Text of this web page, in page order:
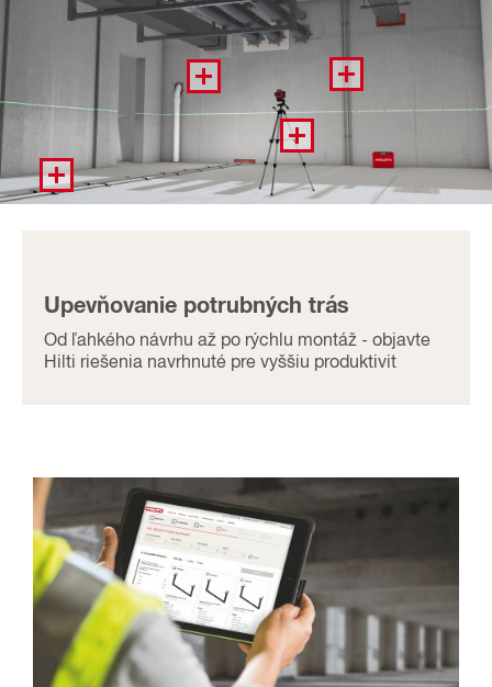
Upevňovanie potrubných trás
Od ľahkého návrhu až po rýchlu montáž - objavte
Hilti riešenia navrhnuté pre vyššiu produktivit